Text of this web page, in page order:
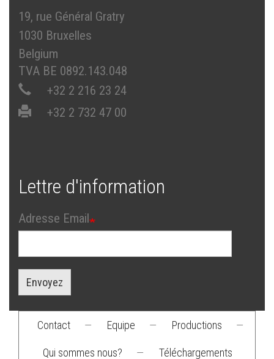
19, rue Général Gratry
1030 Bruxelles
Belgium
TVA BE 0892.143.048
+32 2 216 23 24
+32 2 732 47 00
Lettre d'information
Adresse Email
Envoyez
Footer
Contact — Equipe — Productions —
Qui sommes nous? — Téléchargements